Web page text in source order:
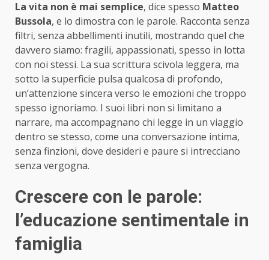
La vita non è mai semplice, dice spesso Matteo
Bussola, e lo dimostra con le parole. Racconta senza
filtri, senza abbellimenti inutili, mostrando quel che
davvero siamo: fragili, appassionati, spesso in lotta
con noi stessi. La sua scrittura scivola leggera, ma
sotto la superficie pulsa qualcosa di profondo,
un’attenzione sincera verso le emozioni che troppo
spesso ignoriamo. I suoi libri non si limitano a
narrare, ma accompagnano chi legge in un viaggio
dentro se stesso, come una conversazione intima,
senza finzioni, dove desideri e paure si intrecciano
senza vergogna.
Crescere con le parole:
l’educazione sentimentale in
famiglia